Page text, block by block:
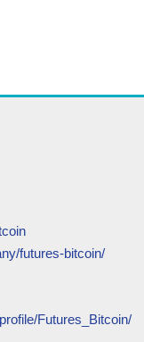
futures-bitcoin/
Futures_Bitcoin/